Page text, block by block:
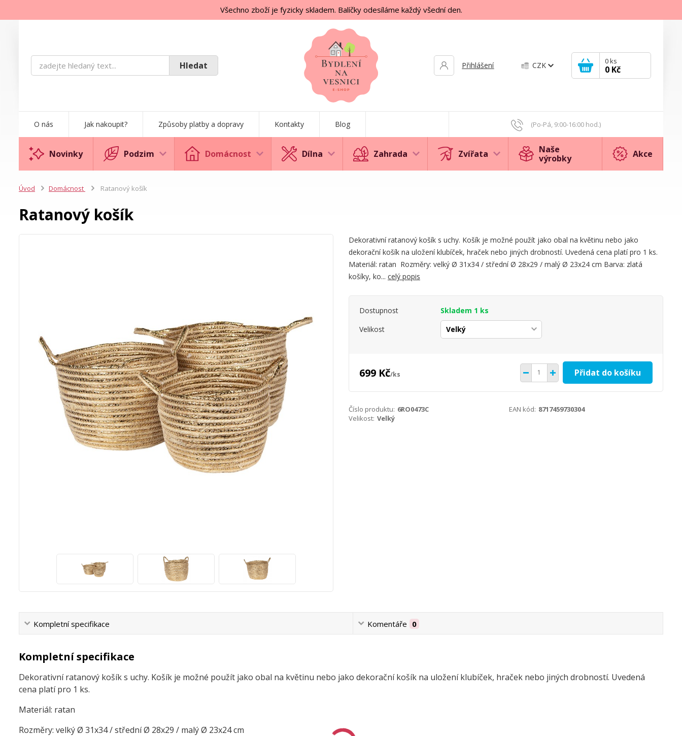
Všechno zboží je fyzicky skladem. Balíčky odesíláme každý všední den.
O nás Jak nakoupit? Způsoby platby a dopravy Kontakty Blog
CZK
Přihlášení
Hledat
(Po-Pá, 9:00-16:00 hod.)
0ks
0 Kč
Novinky Podzim Domácnost Dílna Zahrada Zvířata
Naše
výrobky
Akce
Úvod Domácnost Ratanový košík
Ratanový košík
Dekorativní ratanový košík s uchy. Košík je možné použít jako obal na květinu nebo jako
dekorační košík na uložení klubíček, hraček nebo jiných drobností. Uvedená cena platí pro 1 ks.
Materiál: ratan Rozměry: velký Ø 31x34 / střední Ø 28x29 / malý Ø 23x24 cm Barva: zlatá
košíky, ko... celý popis
Dostupnost
Skladem 1 ks
Velikost
699 Kč/ks Přidat do košíku
Číslo produktu: 6RO0473C EAN kód: 8717459730304
Velikost: Velký
Kompletní specifikace Komentáře 0
Kompletní specifikace
Dekorativní ratanový košík s uchy. Košík je možné použít jako obal na květinu nebo jako dekorační košík na uložení klubíček, hraček nebo jiných drobností. Uvedená
cena platí pro 1 ks.
Materiál: ratan
Rozměry: velký Ø 31x34 / střední Ø 28x29 / malý Ø 23x24 cm